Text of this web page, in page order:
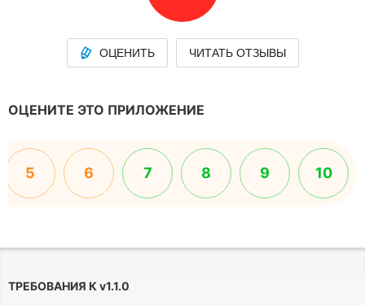
ОЦЕНИТЬ ЧИТАТЬ ОТЗЫВЫ
ОЦЕНИТЕ ЭТО ПРИЛОЖЕНИЕ
5 6 7 8 9 10
ТРЕБОВАНИЯ К v1.1.0